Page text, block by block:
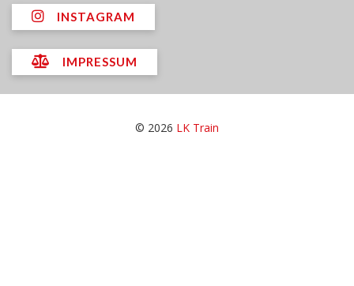
INSTAGRAM
IMPRESSUM
© 2026 LK Train